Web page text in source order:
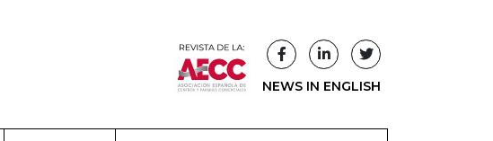
NEWS IN ENGLISH